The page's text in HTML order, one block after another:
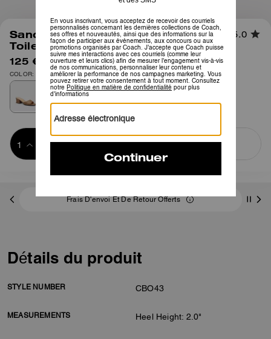
1/5
Sandale à Talon Bloc Sculpté C en
Toile Signature
5.0
125 € 195 €
COLOR: Bronzé
Ajouter au
Frais D'envoi Et De Retour Offerts
Détails du produit
STYLE NUMBER CBO43
MEASUREMENTS Heel Height: 2.0"